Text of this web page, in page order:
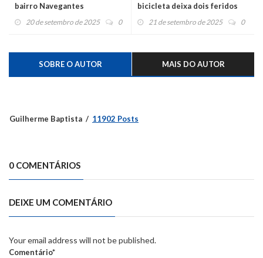
bairro Navegantes
20 de setembro de 2025 0
bicicleta deixa dois feridos
21 de setembro de 2025 0
SOBRE O AUTOR MAIS DO AUTOR
Guilherme Baptista 11902 Posts
0 COMENTÁRIOS
DEIXE UM COMENTÁRIO
Your email address will not be published.
Comentário*